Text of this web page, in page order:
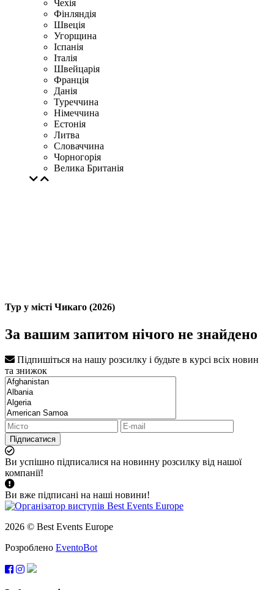
Чехія
Фінляндія
Швеція
Угорщина
Іспанія
Італія
Швейцарія
Франція
Данія
Туреччина
Німеччина
Естонія
Литва
Словаччина
Чорногорія
Велика Британія
Тур у місті Чикаго (2026)
За вашим запитом нічого не знайдено
Підпишіться на нашу розсилку і будьте в курсі всіх новин
та знижок
Підписатися
Ви успішно підписалися на новинну розсилку від нашої
компанії!
Ви вже підписані на наші новини!
2026 © Best Events Europe
Розроблено EventoBot